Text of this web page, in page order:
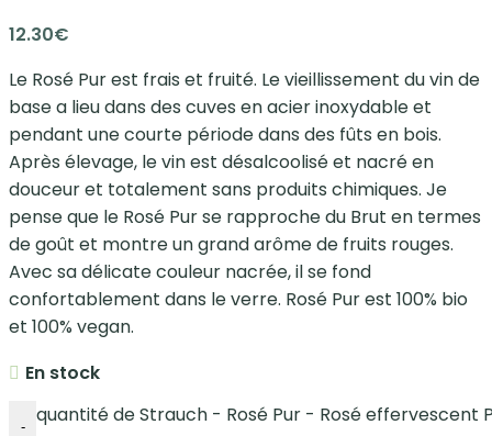
12.30€
Le Rosé Pur est frais et fruité. Le vieillissement du vin de
base a lieu dans des cuves en acier inoxydable et
pendant une courte période dans des fûts en bois.
Après élevage, le vin est désalcoolisé et nacré en
douceur et totalement sans produits chimiques. Je
pense que le Rosé Pur se rapproche du Brut en termes
de goût et montre un grand arôme de fruits rouges.
Avec sa délicate couleur nacrée, il se fond
confortablement dans le verre. Rosé Pur est 100% bio
et 100% vegan.
En stock
- quantité de Strauch - Rosé Pur - Rosé effervescent